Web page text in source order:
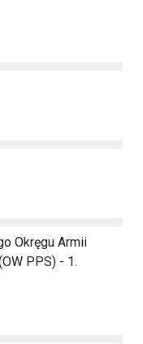
Okręgu Armii
PPS) - 1.